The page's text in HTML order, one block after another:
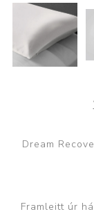
Dream
Framleitt úr